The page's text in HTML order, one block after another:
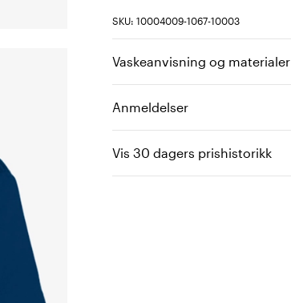
SKU: 10004009-1067-10003
Vaskeanvisning og materialer
Anmeldelser
Vis 30 dagers prishistorikk